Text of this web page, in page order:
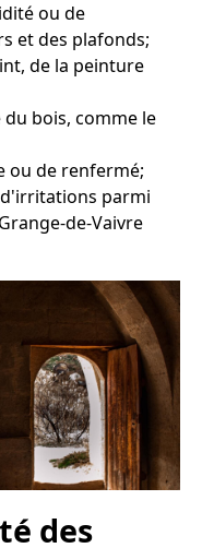
ou de
et des plafonds;
de la peinture
bois, comme le
ou de renfermé;
parmi
de-Vaivre
des